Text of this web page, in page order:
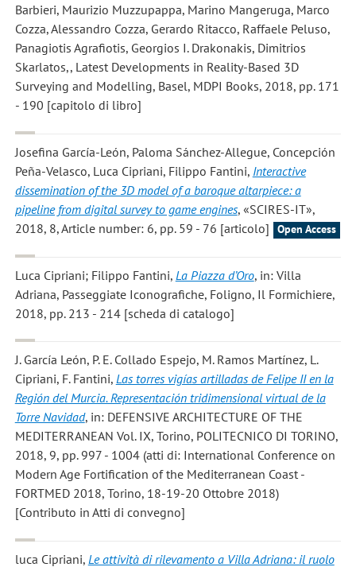
Barbieri, Maurizio Muzzupappa, Marino Mangeruga, Marco
Cozza, Alessandro Cozza, Gerardo Ritacco, Raffaele Peluso,
Panagiotis Agrafiotis, Georgios I. Drakonakis, Dimitrios
Skarlatos,, Latest Developments in Reality-Based 3D
Surveying and Modelling, Basel, MDPI Books, 2018, pp. 171
- 190 [capitolo di libro]
Josefina García-León, Paloma Sánchez-Allegue, Concepción
Peña-Velasco, Luca Cipriani, Filippo Fantini, Interactive
dissemination of the 3D model of a baroque altarpiece: a
pipeline from digital survey to game engines, «SCIRES-IT»,
2018, 8, Article number: 6, pp. 59 - 76 [articolo]
Open Access
Luca Cipriani; Filippo Fantini, La Piazza d’Oro, in: Villa
Adriana, Passeggiate Iconografiche, Foligno, Il Formichiere,
2018, pp. 213 - 214 [scheda di catalogo]
J. García León, P. E. Collado Espejo, M. Ramos Martínez, L.
Cipriani, F. Fantini, Las torres vigías artilladas de Felipe II en la
Región del Murcia. Representación tridimensional virtual de la
Torre Navidad, in: DEFENSIVE ARCHITECTURE OF THE
MEDITERRANEAN Vol. IX, Torino, POLITECNICO DI TORINO,
2018, 9, pp. 997 - 1004 (atti di: International Conference on
Modern Age Fortification of the Mediterranean Coast -
FORTMED 2018, Torino, 18-19-20 Ottobre 2018)
[Contributo in Atti di convegno]
luca Cipriani, Le attività di rilevamento a Villa Adriana: il ruolo